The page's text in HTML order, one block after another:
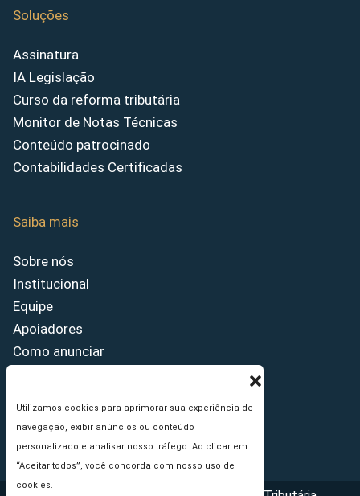
Utilizamos cookies para aprimorar sua experiência de
navegação, exibir anúncios ou conteúdo
personalizado e analisar nosso tráfego. Ao clicar em
“Aceitar todos”, você concorda com nosso uso de
cookies.
Soluções
Assinatura
IA Legislação
Curso da reforma tributária
Monitor de Notas Técnicas
Conteúdo patrocinado
Contabilidades Certificadas
Saiba mais
Sobre nós
Institucional
Equipe
Apoiadores
Como anunciar
Princípios Editoriais